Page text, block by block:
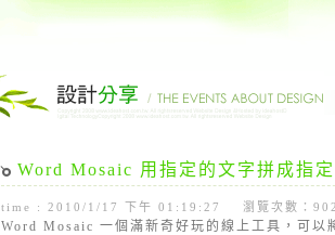
Word Mosaic 用指定的文字拼成指
time : 2010/1/17 下午 01:19:27 瀏覽次數：
Word Mosaic 一個滿新奇好玩的線上工具，可以